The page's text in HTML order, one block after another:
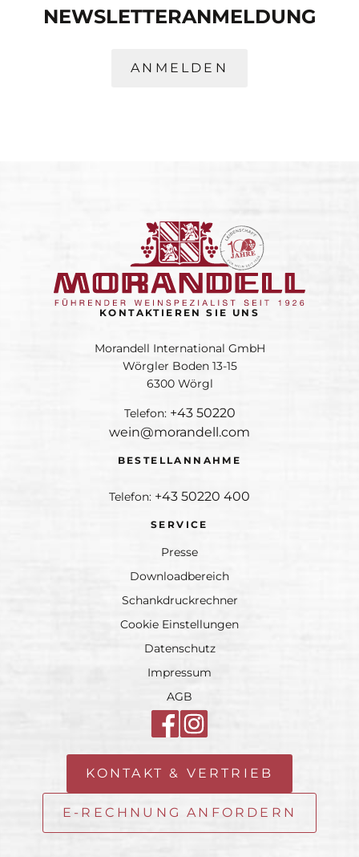
NEWSLETTER­ANMELDUNG
ANMELDEN
KONTAKTIEREN SIE UNS
Morandell International GmbH
Wörgler Boden 13-15
6300 Wörgl
Telefon: +43 50220
wein@morandell.com
BESTELLANNAHME
Telefon: +43 50220 400
SERVICE
Presse
Downloadbereich
Schankdruckrechner
Cookie Einstellungen
Datenschutz
Impressum
AGB
KONTAKT & VERTRIEB
E-RECHNUNG ANFORDERN